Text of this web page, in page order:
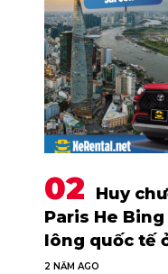
Huy
Paris He
lông quốc tế
2 NĂM AGO